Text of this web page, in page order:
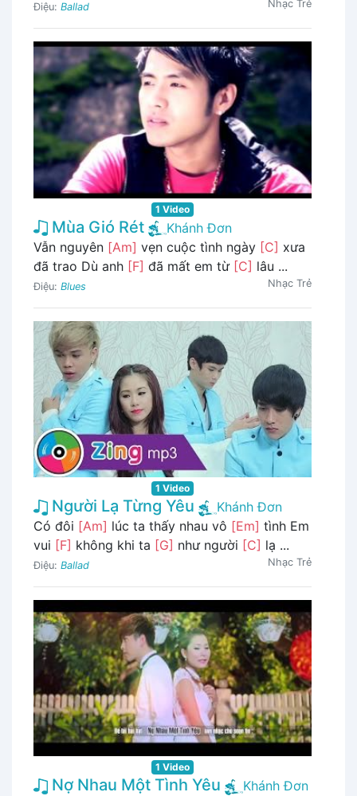
Điệu: Ballad Nhạc Trẻ
1 Video
Mùa Gió Rét
Khánh Đơn
Vẫn nguyên [Am] vẹn cuộc tình ngày [C] xưa
đã trao Dù anh [F] đã mất em từ [C] lâu ...
Điệu: Blues Nhạc Trẻ
1 Video
Người Lạ Từng Yêu
Khánh Đơn
Có đôi [Am] lúc ta thấy nhau vô [Em] tình Em
vui [F] không khi ta [G] như người [C] lạ ...
Điệu: Ballad Nhạc Trẻ
1 Video
Nợ Nhau Một Tình Yêu
Khánh Đơn